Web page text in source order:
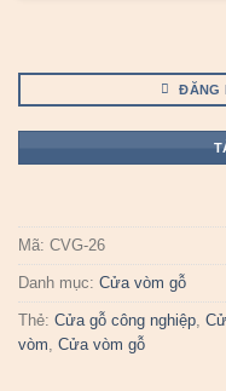
ĐĂNG
Mã: CVG-26
Danh mục: Cửa vòm gỗ
Thẻ: Cửa gỗ công nghiệp,
vòm, Cửa vòm gỗ